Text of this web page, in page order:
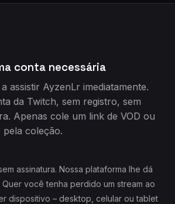
conta necessária
assistir AyzenLr imediatamente.
da Twitch, sem registro, sem
Apenas cole um link de VOD ou
pela coleção.
assinatura. Nossa plataforma lhe dá
você tenha perdido um stream ao
dispositivo – desktop, celular ou tablet